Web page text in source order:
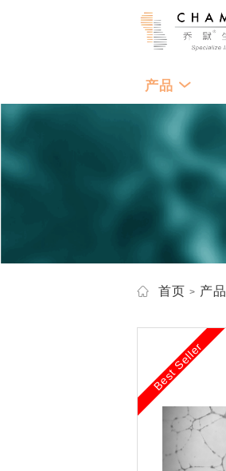
产品
首页 产品
Best Seller